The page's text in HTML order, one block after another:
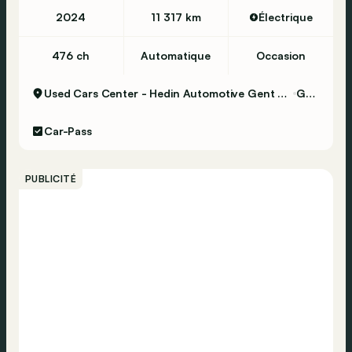
2024 11 317 km Électrique
476 ch Automatique Occasion
Used Cars Center - Hedin Automotive Gent Certified Gent
Car-Pass
PUBLICITÉ